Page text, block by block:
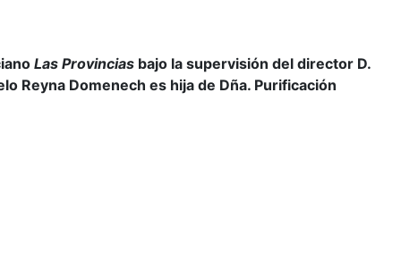
Las Provincias bajo la supervisión del director D.
Reyna Domenech es hija de Dña. Purificación